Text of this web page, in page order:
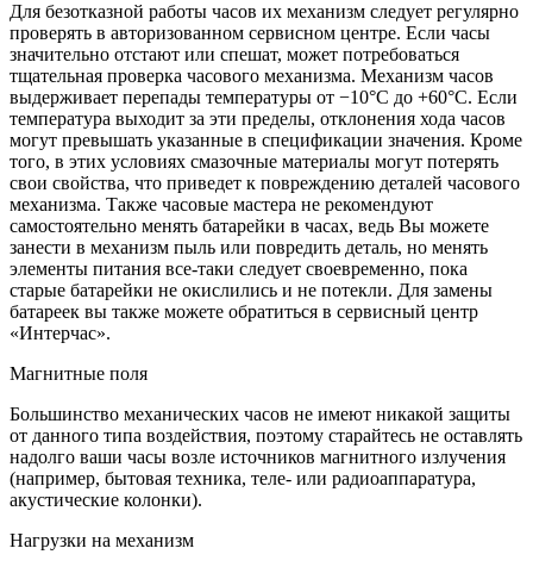
Для безотказной работы часов их механизм следует регулярно
проверять в авторизованном сервисном центре. Если часы
значительно отстают или спешат, может потребоваться
тщательная проверка часового механизма. Механизм часов
выдерживает перепады температуры от −10°C до +60°C. Если
температура выходит за эти пределы, отклонения хода часов
могут превышать указанные в спецификации значения. Кроме
того, в этих условиях смазочные материалы могут потерять
свои свойства, что приведет к повреждению деталей часового
механизма. Также часовые мастера не рекомендуют
самостоятельно менять батарейки в часах, ведь Вы можете
занести в механизм пыль или повредить деталь, но менять
элементы питания все-таки следует своевременно, пока
старые батарейки не окислились и не потекли. Для замены
батареек вы также можете обратиться в сервисный центр
«Интерчас».
Магнитные поля
Большинство механических часов не имеют никакой защиты
от данного типа воздействия, поэтому старайтесь не оставлять
надолго ваши часы возле источников магнитного излучения
(например, бытовая техника, теле- или радиоаппаратура,
акустические колонки).
Нагрузки на механизм